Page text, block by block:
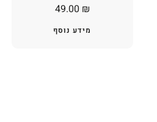
49.00 ₪
מידע נוסף